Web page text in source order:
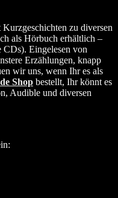
Kurzgeschichten zu diversen
als Hörbuch erhältlich –
Eingelesen von
Erzählungen, knapp
wir uns, wenn Ihr es als
Shop bestellt, Ihr könnt es
Audible und diversen